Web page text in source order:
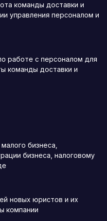
команды доставки и
управления персоналом и
работе с персоналом для
команды доставки и
бизнеса,
бизнеса, налоговому
новых юристов и их
компании